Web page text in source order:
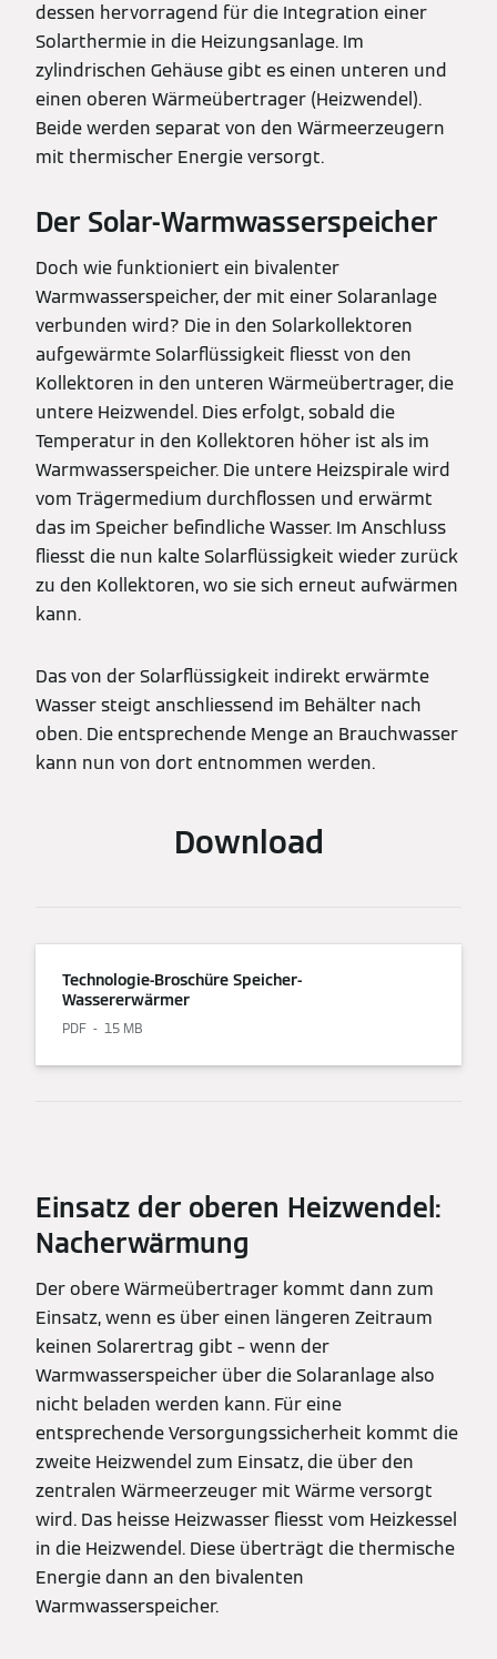
dessen hervorragend für die Integration einer
Solarthermie in die Heizungsanlage. Im
zylindrischen Gehäuse gibt es einen unteren und
einen oberen Wärmeübertrager (Heizwendel).
Beide werden separat von den Wärmeerzeugern
mit thermischer Energie versorgt.
Der Solar-Warmwasserspeicher
Doch wie funktioniert ein bivalenter
Warmwasserspeicher, der mit einer Solaranlage
verbunden wird? Die in den Solarkollektoren
aufgewärmte Solarflüssigkeit fliesst von den
Kollektoren in den unteren Wärmeübertrager, die
untere Heizwendel. Dies erfolgt, sobald die
Temperatur in den Kollektoren höher ist als im
Warmwasserspeicher. Die untere Heizspirale wird
vom Trägermedium durchflossen und erwärmt
das im Speicher befindliche Wasser. Im Anschluss
fliesst die nun kalte Solarflüssigkeit wieder zurück
zu den Kollektoren, wo sie sich erneut aufwärmen
kann.
Das von der Solarflüssigkeit indirekt erwärmte
Wasser steigt anschliessend im Behälter nach
oben. Die entsprechende Menge an Brauchwasser
kann nun von dort entnommen werden.
Download
Technologie-Broschüre Speicher-
Wassererwärmer
PDF 15 MB
Einsatz der oberen Heizwendel:
Nacherwärmung
Der obere Wärmeübertrager kommt dann zum
Einsatz, wenn es über einen längeren Zeitraum
keinen Solarertrag gibt – wenn der
Warmwasserspeicher über die Solaranlage also
nicht beladen werden kann. Für eine
entsprechende Versorgungssicherheit kommt die
zweite Heizwendel zum Einsatz, die über den
zentralen Wärmeerzeuger mit Wärme versorgt
wird. Das heisse Heizwasser fliesst vom Heizkessel
in die Heizwendel. Diese überträgt die thermische
Energie dann an den bivalenten
Warmwasserspeicher.